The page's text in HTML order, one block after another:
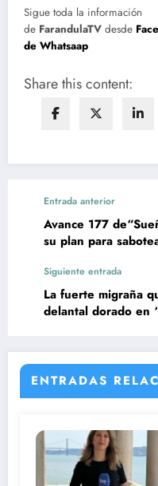
Sigue toda la información
de FarandulaTV desde
de Whatsaap
Share this content:
Entrada anterior
Avance 177
su plan para
Siguiente entrada
La fuerte migraña
delantal dorado en
ENTRADAS